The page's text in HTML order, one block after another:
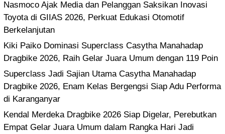
Nasmoco Ajak Media dan Pelanggan Saksikan Inovasi
Toyota di GIIAS 2026, Perkuat Edukasi Otomotif
Berkelanjutan
Kiki Paiko Dominasi Superclass Casytha Manahadap
Dragbike 2026, Raih Gelar Juara Umum dengan 119 Poin
Superclass Jadi Sajian Utama Casytha Manahadap
Dragbike 2026, Enam Kelas Bergengsi Siap Adu Performa
di Karanganyar
Kendal Merdeka Dragbike 2026 Siap Digelar, Perebutkan
Empat Gelar Juara Umum dalam Rangka Hari Jadi